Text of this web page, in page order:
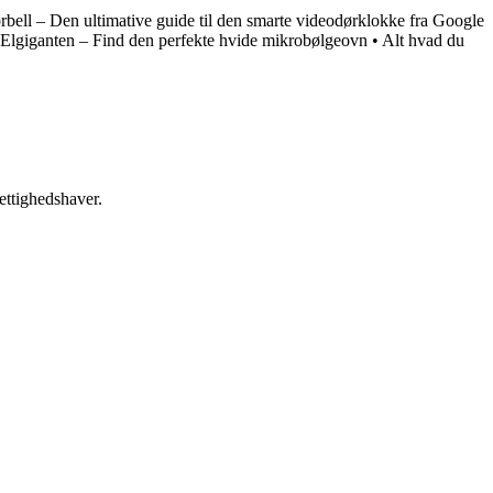
– Den ultimative guide til den smarte videodørklokke fra Google
– Find den perfekte hvide mikrobølgeovn • Alt hvad du